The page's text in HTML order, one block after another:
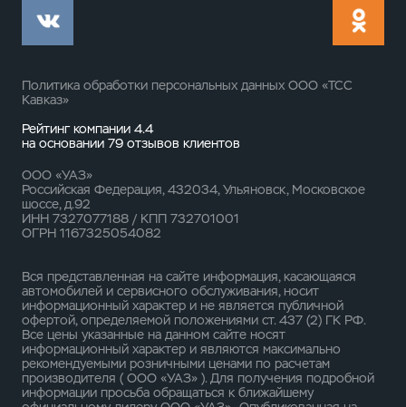
Политика обработки персональных данных ООО «ТСС
Кавказ»
Рейтинг компании 4.4
на основании 79 отзывов клиентов
ООО «УАЗ»
Российская Федерация, 432034, Ульяновск, Московское
шоссе, д.92
ИНН 7327077188 / КПП 732701001
ОГРН 1167325054082
Вся представленная на сайте информация, касающаяся
автомобилей и сервисного обслуживания, носит
информационный характер и не является публичной
офертой, определяемой положениями ст. 437 (2) ГК РФ.
Все цены указанные на данном сайте носят
информационный характер и являются максимально
рекомендуемыми розничными ценами по расчетам
производителя ( ООО «УАЗ» ). Для получения подробной
информации просьба обращаться к ближайшему